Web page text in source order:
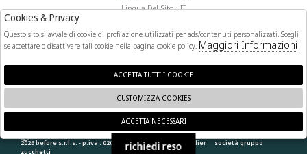
Lingua Del Sito : IT
FOLLOW US
2026 before s.r.l.s. - p.iva : 02066400892 powered by atelier società gruppo
zucchetti
🍪
richiedi reso
Cookies & Privacy
Questo sito si avvale di cookie di profilazione utilizzati per ads/contenuti personalizzati. Scegli
se accettare o disattivare tali cookie nella pagina cookie policy. Maggiori Informazioni
ACCETTA TUTTI I COOKIE
CUSTOMIZZA COOKIES
ACCETTA NECESSARI